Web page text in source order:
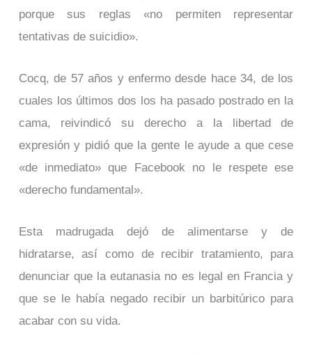
porque sus reglas «no permiten representar
tentativas de suicidio».
Cocq, de 57 años y enfermo desde hace 34, de los
cuales los últimos dos los ha pasado postrado en la
cama, reivindicó su derecho a la libertad de
expresión y pidió que la gente le ayude a que cese
«de inmediato» que Facebook no le respete ese
«derecho fundamental».
Esta madrugada dejó de alimentarse y de
hidratarse, así como de recibir tratamiento, para
denunciar que la eutanasia no es legal en Francia y
que se le había negado recibir un barbitúrico para
acabar con su vida.